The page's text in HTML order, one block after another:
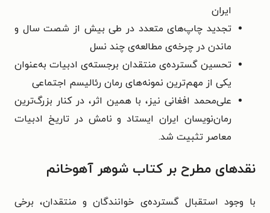
ایران
تجدید چاپ‌های متعدد در طی بیش از شصت سال و
ماندن در چرخه‌ی مطالعه‌ی چند نسل
تحسین گسترده‌ی منتقدان برجسته‌ی ادبیات به‌عنوان
یکی از مهم‌ترین نمونه‌های رمان رئالیسم اجتماعی
علی‌محمد افغانی نیز، با همین اثر، در کنار بزرگ‌ترین
رمان‌نویسان ایران ایستاد و نامش در تاریخ ادبیات
معاصر تثبیت شد.
نقدهای مطرح بر کتاب شوهر آهوخانم
با وجود استقبال گسترده‌ی خوانندگان و منتقدان، برخی